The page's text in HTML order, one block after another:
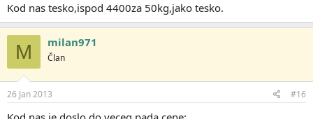
Kod nas tesko,ispod 4400za 50kg,jako tesko.
M milan971
Član
26 Jan 2013 #16